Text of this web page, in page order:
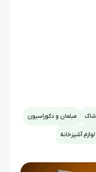
مبلمان و دکوراسیون
لوازم آشپزخانه